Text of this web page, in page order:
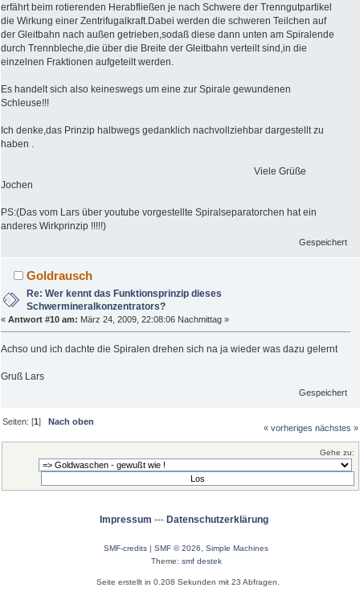
erfährt beim rotierenden Herabfließen je nach Schwere der Trenngutpartikel
die Wirkung einer Zentrifugalkraft.Dabei werden die schweren Teilchen auf
der Gleitbahn nach außen getrieben,sodaß diese dann unten am Spiralende
durch Trennbleche,die über die Breite der Gleitbahn verteilt sind,in die
einzelnen Fraktionen aufgeteilt werden.
Es handelt sich also keineswegs um eine zur Spirale gewundenen
Schleuse!!!
Ich denke,das Prinzip halbwegs gedanklich nachvollziehbar dargestellt zu
haben .
Viele Grüße
Jochen
PS:(Das vom Lars über youtube vorgestellte Spiralseparatorchen hat ein
anderes Wirkprinzip !!!!!)
Gespeichert
Goldrausch
Re: Wer kennt das Funktionsprinzip dieses
Schwermineralkonzentrators?
« Antwort #10 am: März 24, 2009, 22:08:06 Nachmittag »
Achso und ich dachte die Spiralen drehen sich na ja wieder was dazu gelernt
Gruß Lars
Gespeichert
Seiten: [1]Nach oben
« vorheriges nächstes »
Gehe zu:
Impressum --- Datenschutzerklärung
SMF-credits | SMF © 2026
Simple Machines
Theme: smf destek
Seite erstellt in 0.208 Sekunden mit 23 Abfragen.